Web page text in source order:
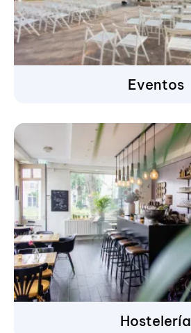
Eventos
Hostelería